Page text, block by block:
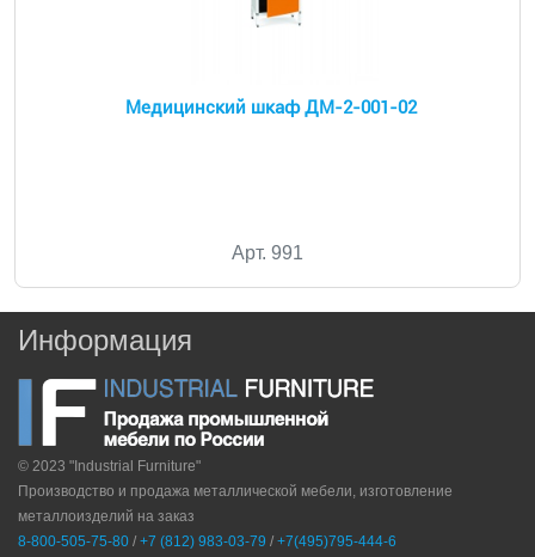
Медицинский шкаф ДМ-2-001-02
Арт. 991
Информация
© 2023 "Industrial Furniture"
Производство и продажа металлической мебели, изготовление
металлоизделий на заказ
8-800-505-75-80 / +7 (812) 983-03-79 / +7(495)795-444-6